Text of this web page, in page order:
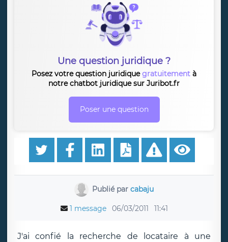
Une question juridique ?
Posez votre question juridiquegratuitement à
notre chatbot juridique sur Juribot.fr
Poser une question
Publié parcabaju
1 message 06/03/2011 11:41
J'ai confié la recherche de locataire à une